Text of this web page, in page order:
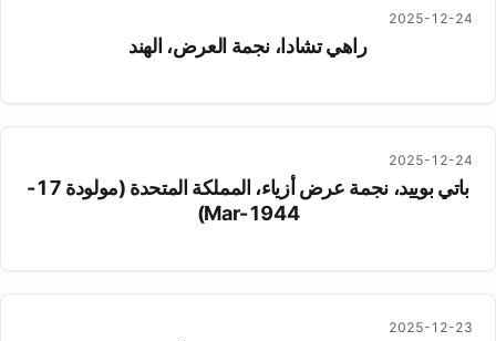
2025-12-24
راهي تشادا، نجمة العرض، الهند
2025-12-24
باتي بوييد، نجمة عرض أزياء، المملكة المتحدة (مولودة 17-
Mar-1944)
2025-12-23